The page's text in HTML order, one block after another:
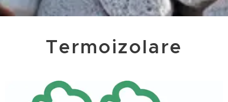
Termoizolare